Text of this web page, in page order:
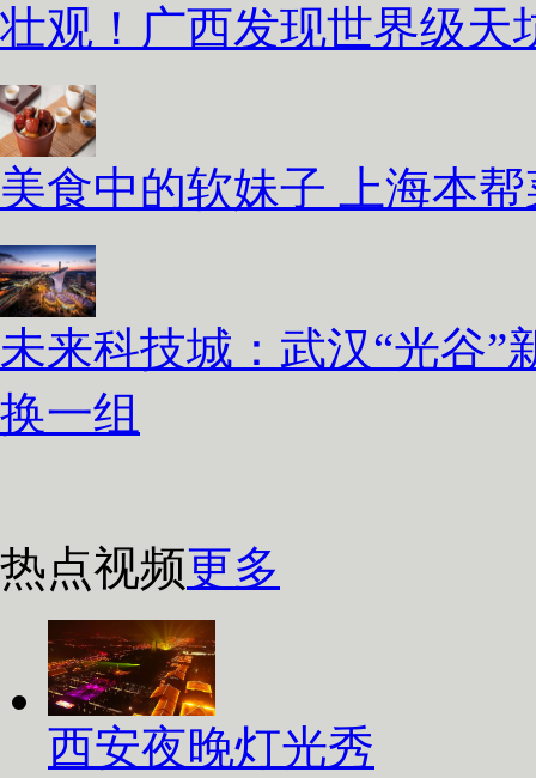
壮观！广西发现世界级天
美食中的软妹子 上海本
未来科技城：武汉“光谷”
换一组
热点视频更多
西安夜晚灯光秀